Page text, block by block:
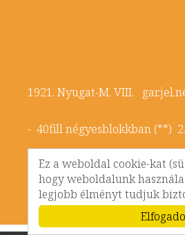
1921. Nyugat-M. VIII.
- 40fill négyesblokkban (**)
- 10K négyesblokkban (**)
Ez a weboldal cookie-kat
hogy weboldalunk
legjobb élményt tudjuk